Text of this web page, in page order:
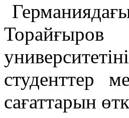
студенттер
сағаттарын